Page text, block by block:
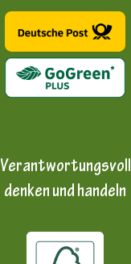
Verantwortungsvoll
denken und handeln